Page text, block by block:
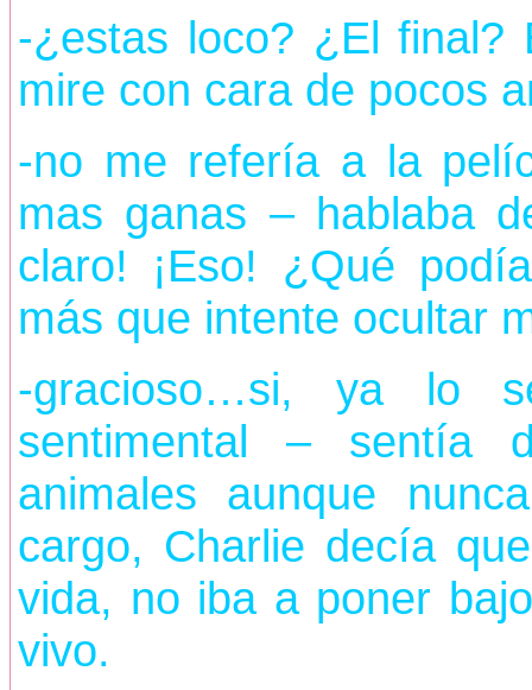
-¿estas loco? ¿El final?
mire con cara de pocos
-no me refería a la
mas ganas – hablaba
claro! ¡Eso! ¿Qué
más que intente ocultar
-gracioso…si, ya lo
sentimental – sentía
animales aunque
cargo, Charlie decía
vida, no iba a poner
vivo.